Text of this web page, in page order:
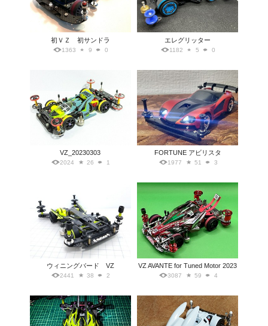
初ＶＺ 初サンドラ
1363 9 0
エレグリッター
1182 5 0
VZ_20230303
2024 26 1
FORTUNE アビリスタ
1977 51 3
ウィニングバード VZ
2441 38 2
VZ AVANTE for Tuned Motor 2023
3087 59 4